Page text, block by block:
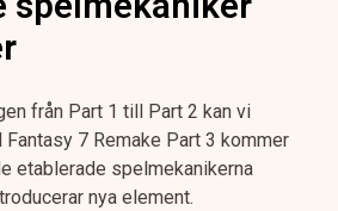
från Part 1 till Part 2 kan vi
7 Remake Part 3 kommer
etablerade spelmekanikerna
nya element.